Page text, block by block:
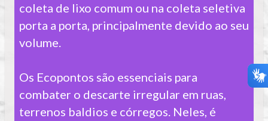
coleta de lixo comum ou na coleta seletiva
porta a porta, principalmente devido ao seu
volume.
Os Ecopontos são essenciais para
combater o descarte irregular em ruas,
terrenos baldios e córregos. Neles, é